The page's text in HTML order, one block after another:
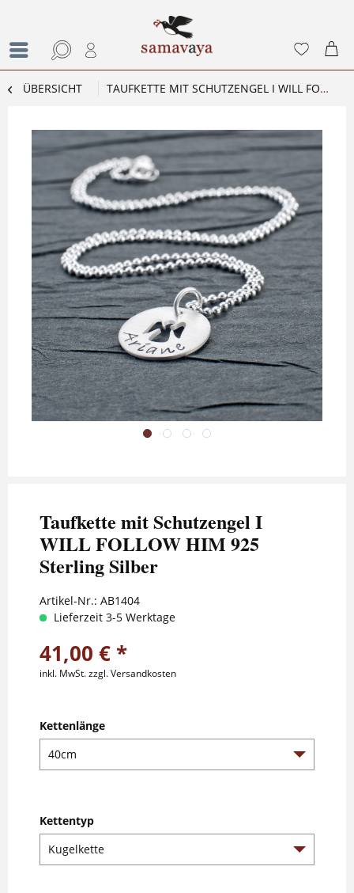
ÜBERSICHT TAUFKETTE MIT SCHUTZENGEL I WILL FOLLOW HIM 925 STERLING SILBER
Taufkette mit Schutzengel I
WILL FOLLOW HIM 925
Sterling Silber
Artikel-Nr.: AB1404
Lieferzeit 3-5 Werktage
41,00 € *
inkl. MwSt.zzgl. Versandkosten
Kettenlänge
Kettentyp